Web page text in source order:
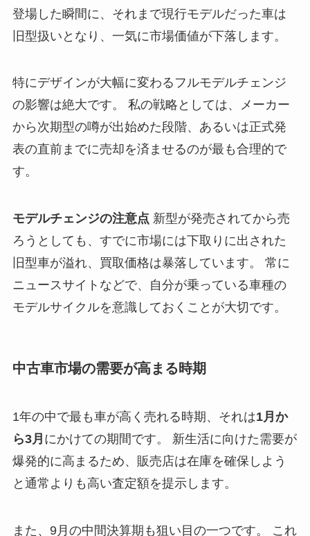
登場した瞬間に、それまで現行モデルだった車は
旧型扱いとなり、一気に市場価値が下落します。
特にデザインが大幅に変わるフルモデルチェンジ
の影響は絶大です。 私の戦略としては、メーカー
から次期型の噂が出始めた段階、あるいは正式発
表の直前までに売却を済ませるのが最も合理的で
す。
モデルチェンジの注意点 新型が発売されてから売
ろうとしても、すでに市場には下取りに出された
旧型車が溢れ、買取価格は暴落しています。 常に
ニュースサイトなどで、自分が乗っている車種の
モデルサイクルを意識しておくことが大切です。
中古車市場の需要が高まる時期
1年の中で最も車が高く売れる時期、それは1月か
ら3月 にかけての期間です。 新生活に向けた需要が
爆発的に高まるため、販売店は在庫を確保しよう
と通常よりも高い査定額を提示します。
また、9月の中間決算期も狙い目の一つです。 これ